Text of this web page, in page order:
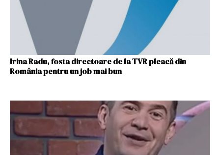
Irina Radu, fosta directoare de la TVR pleacă din
România pentru un job mai bun